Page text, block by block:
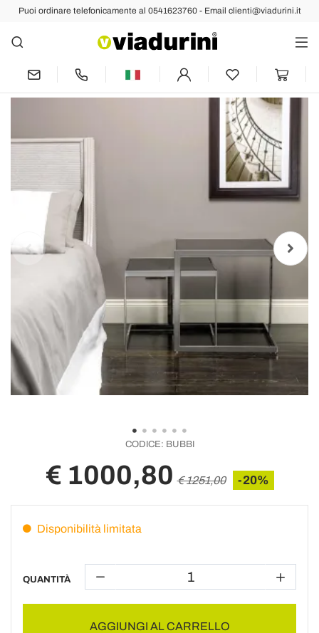
Puoi ordinare telefonicamente al 0541623760 - Email clienti@viadurini.it
Indietro Prec Succ
2 tavolini design moderno in acciaio con
piano in vetro Bubbi
CODICE: BUBBI
€ 1000,80 € 1251,00 -20%
Disponibilità limitata
QUANTITÀ
AGGIUNGI AL CARRELLO